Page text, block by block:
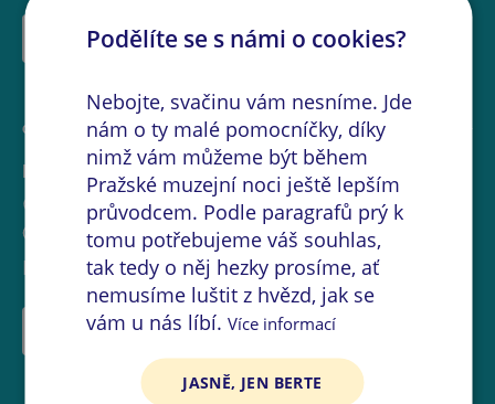
VÍCE INFORMACÍ
OSTATNÍ
Kvízové posezení
Městská knihovna v Praze
17:00 - 21:00
Kde: Záliv (prostor naučné literatury)
VÍCE INFORMACÍ
Podělíte se s námi o cookies?
Nebojte, svačinu vám nesníme. Jde
nám o ty malé pomocníčky, díky
nimž vám můžeme být během
Pražské muzejní noci ještě lepším
průvodcem. Podle paragrafů prý k
tomu potřebujeme váš souhlas,
tak tedy o něj hezky prosíme, ať
nemusíme luštit z hvězd, jak se
vám u nás líbí. Více informací
JASNĚ, JEN BERTE